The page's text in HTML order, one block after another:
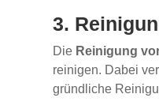
3.
Die Reinigung
reinigen. Dabei
gründliche